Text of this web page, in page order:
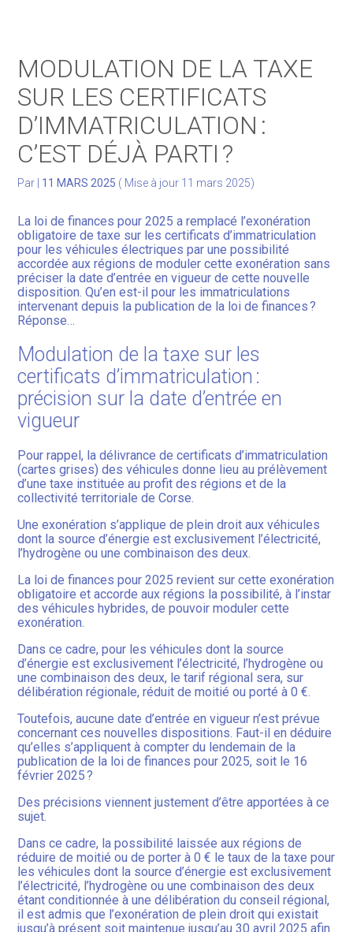
Gérer votre patrimoine
Facturation Électronique
MODULATION DE LA TAXE
SUR LES CERTIFICATS
D’IMMATRICULATION :
C’EST DÉJÀ PARTI ?
Par 11 MARS 2025 ( Mise à jour 11 mars 2025)
La loi de finances pour 2025 a remplacé l’exonération
obligatoire de taxe sur les certificats d’immatriculation
pour les véhicules électriques par une possibilité
accordée aux régions de moduler cette exonération sans
préciser la date d’entrée en vigueur de cette nouvelle
disposition. Qu’en est-il pour les immatriculations
intervenant depuis la publication de la loi de finances ?
Réponse…
Modulation de la taxe sur les
certificats d’immatriculation :
précision sur la date d’entrée en
vigueur
Pour rappel, la délivrance de certificats d’immatriculation
(cartes grises) des véhicules donne lieu au prélèvement
d’une taxe instituée au profit des régions et de la
collectivité territoriale de Corse.
Une exonération s’applique de plein droit aux véhicules
dont la source d’énergie est exclusivement l’électricité,
l’hydrogène ou une combinaison des deux.
La loi de finances pour 2025 revient sur cette exonération
obligatoire et accorde aux régions la possibilité, à l’instar
des véhicules hybrides, de pouvoir moduler cette
exonération.
Dans ce cadre, pour les véhicules dont la source
d’énergie est exclusivement l’électricité, l’hydrogène ou
une combinaison des deux, le tarif régional sera, sur
délibération régionale, réduit de moitié ou porté à 0 €.
Toutefois, aucune date d’entrée en vigueur n’est prévue
concernant ces nouvelles dispositions. Faut-il en déduire
qu’elles s’appliquent à compter du lendemain de la
publication de la loi de finances pour 2025, soit le 16
février 2025 ?
Des précisions viennent justement d’être apportées à ce
sujet.
Dans ce cadre, la possibilité laissée aux régions de
réduire de moitié ou de porter à 0 € le taux de la taxe pour
les véhicules dont la source d’énergie est exclusivement
l’électricité, l’hydrogène ou une combinaison des deux
étant conditionnée à une délibération du conseil régional,
il est admis que l’exonération de plein droit qui existait
jusqu’à présent soit maintenue jusqu’au 30 avril 2025 afin